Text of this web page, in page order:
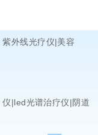
紫外线光疗仪|美容
仪|led光谱治疗仪|阴道